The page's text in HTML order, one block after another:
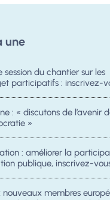
une
session du chantier sur les
participatifs : inscrivez-
: « discutons de l’avenir
»
: améliorer la
publique, inscrivez-
nouveaux membres